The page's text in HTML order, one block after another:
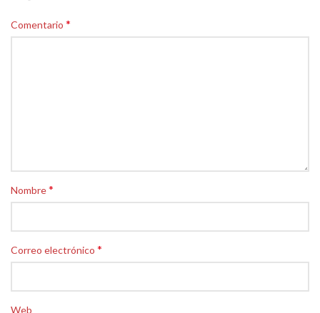
Comentario *
Nombre*
Correo electrónico *
Web